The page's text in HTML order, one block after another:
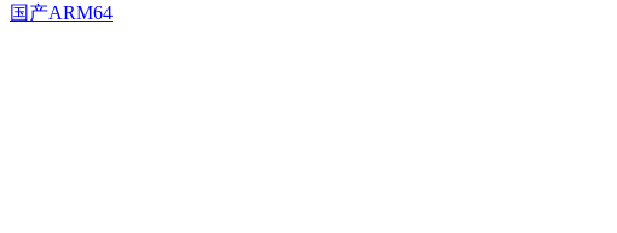
国产ARM64